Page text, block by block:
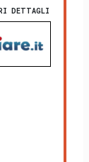
DETTAGLI